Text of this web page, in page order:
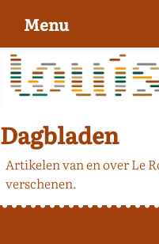
Dagbladen
Artikelen van en over Le
verschenen.
Menu